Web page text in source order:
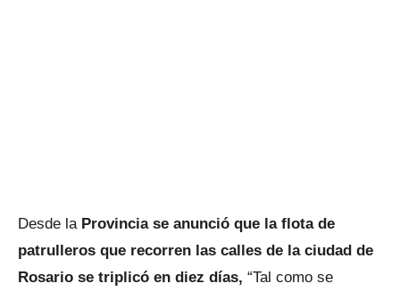
Desde la Provincia se anunció que la flota de
patrulleros que recorren las calles de la ciudad de
Rosario se triplicó en diez días, “Tal como se